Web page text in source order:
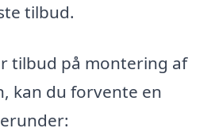
tilbud.
tilbud på montering af
kan du forvente en